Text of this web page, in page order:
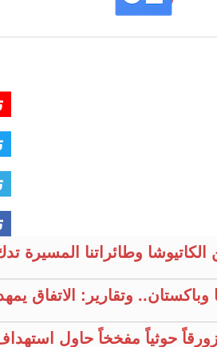
وطائراتنا المسيرة
وتقارير: الاتفاق
حوثياً مفخخاً حاول